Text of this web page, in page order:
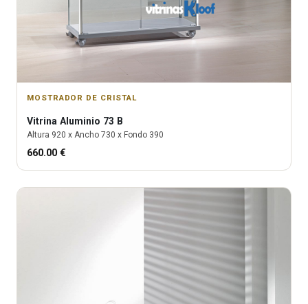
MOSTRADOR DE CRISTAL
Vitrina Aluminio 73 B
Altura 920 x Ancho 730 x Fondo 390
660.00 €